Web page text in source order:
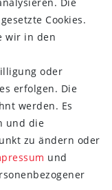
Cookies.
wir in den
oder
erfolgen. Die
werden. Es
und die
zu ändern oder
und